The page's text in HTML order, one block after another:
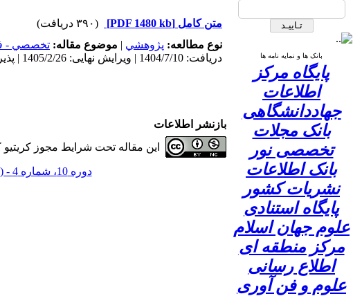
بانک ها و نمایه نامه ها
پایگاه مرکز
اطلاعات
جهاددانشگاهی
بانک مجلات
تخصصی نور
بانک اطلاعات
نشریات کشور
پایگاه استنادی
علوم جهان اسلام
مرکز منطقه ای
اطلاع رسانی
علوم و فن آوری
متن کامل [PDF 1480 kb]
(۳۹۰ دریافت)
نوع مطالعه: پژوهشي | موضوع مقاله: تخصصي -
دریافت: 1404/7/10 | ویرایش نهایی: 1405/2/26 | پذیرش: 1404/9/19 | انتشار: 1404/10/5 | انتشار الکترونیک: 1404/10/5
بازنشر اطلاعات
این مقاله تحت شرایط مجوز کریتیو
دوره 10، شماره 4 - ( 1404 )